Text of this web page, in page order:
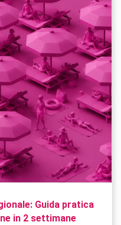
Guida pratica
in 2 settimane